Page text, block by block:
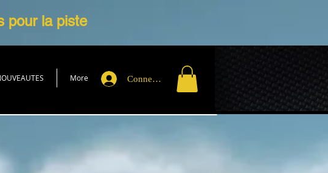
pour la piste
More Connexion